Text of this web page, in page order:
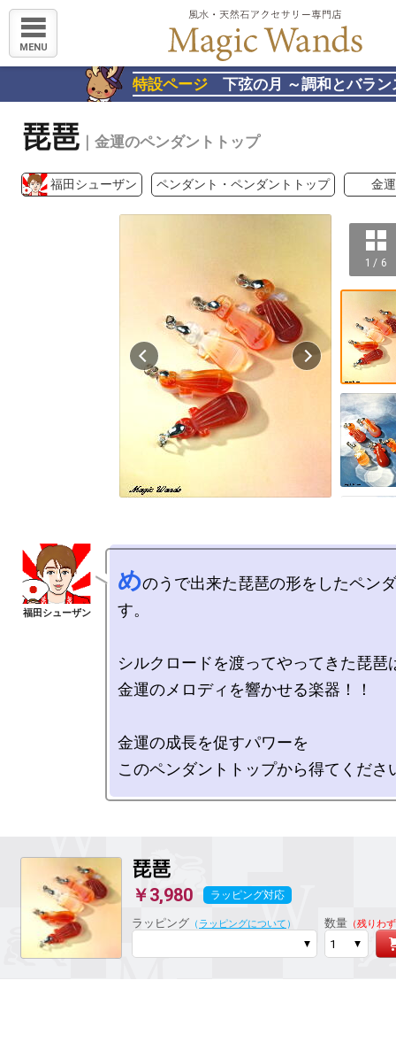
MENU
特設ページ 下弦の月 ～調和とバラン
琵琶 ｜金運のペンダントトップ
福田シューザン ペンダント・ペンダントトップ 金運
1 / 6
めのうで出来た琵琶の形をしたペン
す。
シルクロードを渡ってやってきた琵琶
金運のメロディを響かせる楽器！！
金運の成長を促すパワーを
琵琶
￥3,980 ラッピング対応
ラッピング （ ラッピングについて ） 数量（残りわ